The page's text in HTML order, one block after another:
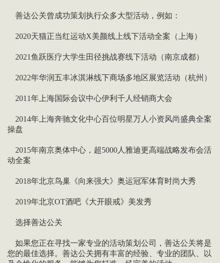
善达公关曾成功策划执行众多大型活动，例如：
2020天猫正当红运动X美颜线上线下活动全案（上海）
2021鱼跃医疗大学生田径挑战赛线下活动（南京成都）
2022年华润五丰冰淇淋线下商场多地区展览活动（杭州）
2011年上海国际会议中心伊利千人经销商大会
2014年上海奔驰文化中心百位明星万人小资风尚盛典全案
操盘
2015年南京奥体中心，超5000人雅迪更高端战略发布会活
动全案
2018年北京鸟巢《向来强大》奥运冠军体育时尚大秀
2019年北京OT酒吧《大开眼戒》美发秀
选择善达公关
如果您正在寻找一家专业的活动策划公司，善达公关将是
您的最佳选择。善达公关拥有丰富的经验、专业的团队、以